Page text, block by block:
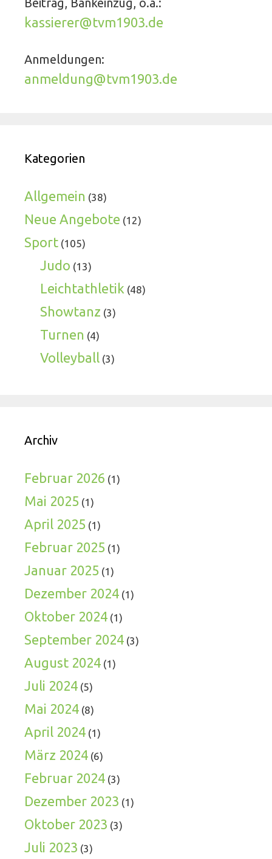
kassierer@tvm1903.de
Anmeldungen:
anmeldung@tvm1903.de
Kategorien
Allgemein (38)
Neue Angebote (12)
Sport (105)
Judo (13)
Leichtathletik (48)
Showtanz (3)
Turnen (4)
Volleyball (3)
Archiv
Februar 2026 (1)
Mai 2025 (1)
April 2025 (1)
Februar 2025 (1)
Januar 2025 (1)
Dezember 2024 (1)
Oktober 2024 (1)
September 2024 (3)
August 2024 (1)
Juli 2024 (5)
Mai 2024 (8)
April 2024 (1)
März 2024 (6)
Februar 2024 (3)
Dezember 2023 (1)
Oktober 2023 (3)
Juli 2023 (3)